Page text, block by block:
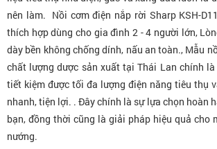
nên làm. Nồi cơm điện nắp rời Sharp KSH-
thích hợp dùng cho gia đình 2 - 4 người lớn,
dày bền không chống dính, nấu an toàn., Mẫu
chất lượng dược sản xuất tại Thái Lan chính
tiết kiệm được tối đa lượng điện năng tiêu thụ
nhanh, tiện lợi. . Đây chính là sự lựa chọn hoàn
bạn, đồng thời cũng là giải pháp hiệu quả cho
nướng.